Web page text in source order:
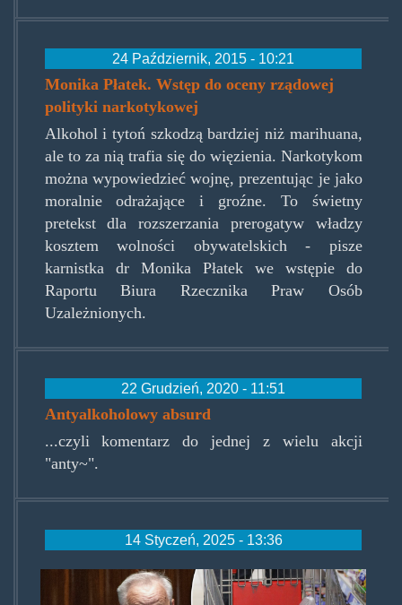
24 Październik, 2015 - 10:21
Monika Płatek. Wstęp do oceny rządowej
polityki narkotykowej
Alkohol i tytoń szkodzą bardziej niż marihuana,
ale to za nią trafia się do więzienia. Narkotykom
można wypowiedzieć wojnę, prezentując je jako
moralnie odrażające i groźne. To świetny
pretekst dla rozszerzania prerogatyw władzy
kosztem wolności obywatelskich - pisze
karnistka dr Monika Płatek we wstępie do
Raportu Biura Rzecznika Praw Osób
Uzależnionych.
22 Grudzień, 2020 - 11:51
Antyalkoholowy absurd
...czyli komentarz do jednej z wielu akcji
"anty~".
14 Styczeń, 2025 - 13:36
piechakcyza.jpg